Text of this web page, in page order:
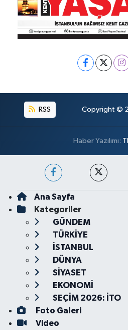
RSS Copyright ©
Haber Yazılımı:
Ana Sayfa
Kategoriler
GÜNDEM
TÜRKİYE
İSTANBUL
DÜNYA
SİYASET
EKONOMİ
SEÇİM 2026: İTO
Foto Galeri
Video